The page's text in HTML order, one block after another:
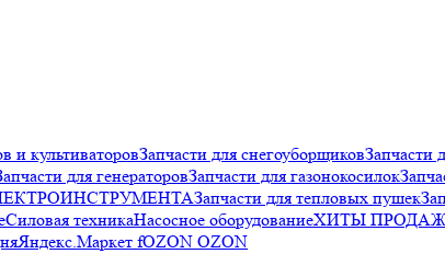
и культиваторовЗапчасти для снегоуборщиковЗапчасти
для генераторовЗапчасти для газонокосилок
Запчасти для тепловых пушек
Силовая техникаНасосное оборудованиеХИТЫ ПРОДАЖ
Яндекс.Маркет fOZON OZON